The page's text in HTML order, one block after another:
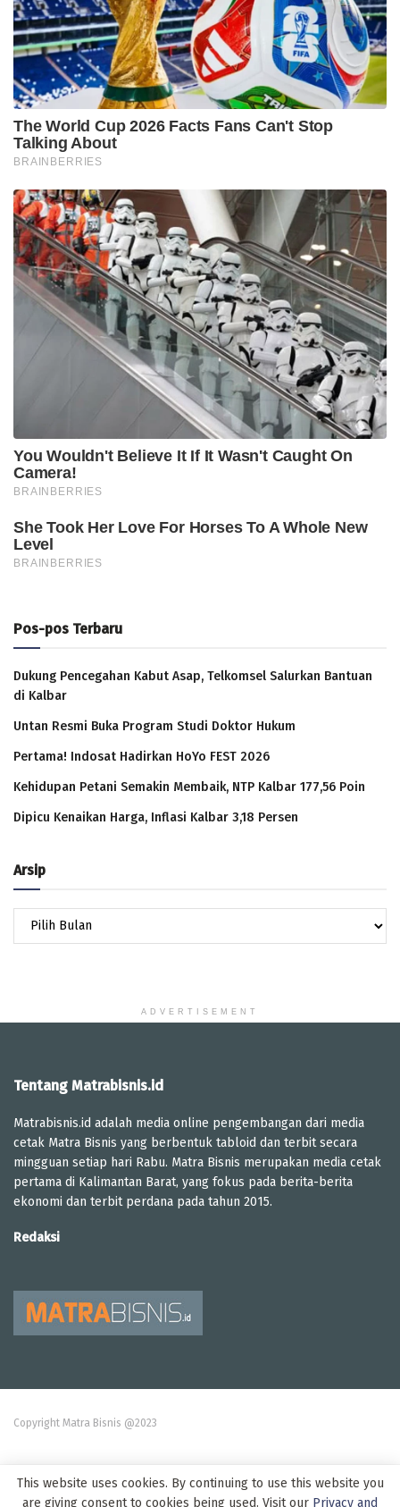
Pos-pos Terbaru
Dukung Pencegahan Kabut Asap, Telkomsel Salurkan Bantuan
di Kalbar
Untan Resmi Buka Program Studi Doktor Hukum
Pertama! Indosat Hadirkan HoYo FEST 2026
Kehidupan Petani Semakin Membaik, NTP Kalbar 177,56 Poin
Dipicu Kenaikan Harga, Inflasi Kalbar 3,18 Persen
Arsip
Arsip
ADVERTISEMENT
Tentang Matrabisnis.id
Matrabisnis.id adalah media online pengembangan dari media
cetak Matra Bisnis yang berbentuk tabloid dan terbit secara
mingguan setiap hari Rabu. Matra Bisnis merupakan media cetak
pertama di Kalimantan Barat, yang fokus pada berita-berita
ekonomi dan terbit perdana pada tahun 2015.
Redaksi
Copyright Matra Bisnis @2023
This website uses cookies. By continuing to use this website you
are giving consent to cookies being used. Visit our Privacy and